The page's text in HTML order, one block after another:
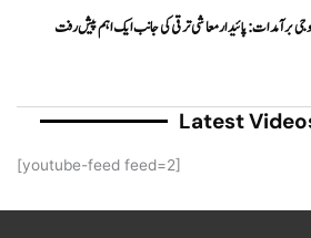
برآمدات: پائیدار معاشی ترقی کی جانب ایک اہم پیش رفت
Latest
[youtube-feed feed=2]